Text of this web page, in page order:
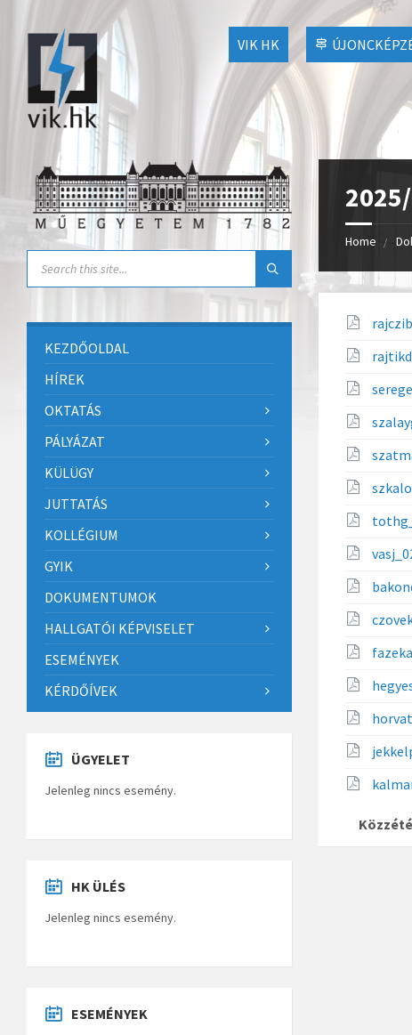
VIK HK
Home
KEZDŐOLDAL
HÍREK
OKTATÁS
PÁLYÁZAT
KÜLÜGY
JUTTATÁS
KOLLÉGIUM
GYIK
DOKUMENTUMOK
HALLGATÓI KÉPVISELET
ESEMÉNYEK
KÉRDŐÍVEK
ÜGYELET
Jelenleg nincs esemény.
HK ÜLÉS
Jelenleg nincs esemény.
ESEMÉNYEK